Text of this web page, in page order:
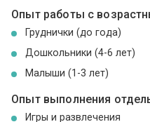
Опыт работы с
Груднички (до года)
Дошкольники (4-6 лет)
Малыши (1-3 лет)
Опыт выполнения
Игры и развлечения